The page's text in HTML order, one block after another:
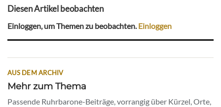
Diesen Artikel beobachten
Einloggen, um Themen zu beobachten.Einloggen
AUS DEM ARCHIV
Mehr zum Thema
Passende Ruhrbarone-Beiträge, vorrangig über Kürzel, Orte,